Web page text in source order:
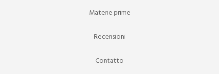
Materie prime
Recensioni
Contatto